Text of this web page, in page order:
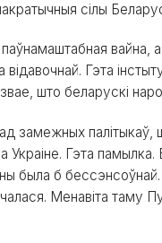
сілы
паўнамаштабная
відавочнай. Гэта
што беларускі
замежных палітыкаў,
Украіне. Гэта
была б
Менавіта таму